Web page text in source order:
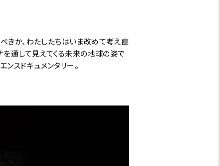
きか、わたしたちはいま改めて考え直
通して見えてくる未来の地球の姿で
スドキュメンタリー。